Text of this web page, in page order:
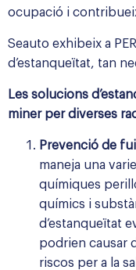
ocupació i
Seauto exhibeix a
d’estanqueïtat, tan
Les solucions
miner per diverses
Prevenció de
maneja una
químiques
químics i
d’estanqueïtat
podrien causar
riscos per a la